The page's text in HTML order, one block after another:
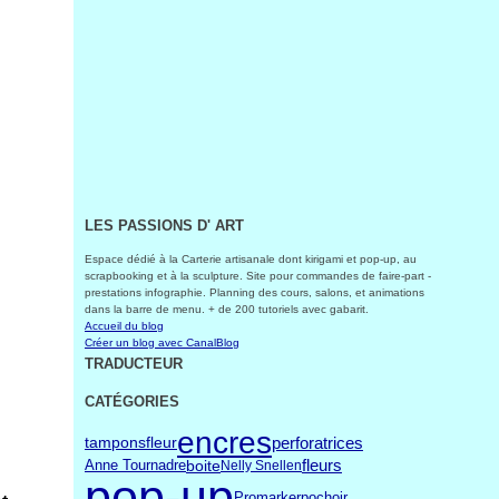
LES PASSIONS D' ART
Espace dédié à la Carterie artisanale dont kirigami et pop-up, au
scrapbooking et à la sculpture. Site pour commandes de faire-part -
prestations infographie. Planning des cours, salons, et animations
dans la barre de menu. + de 200 tutoriels avec gabarit.
Accueil du blog
Créer un blog avec CanalBlog
TRADUCTEUR
CATÉGORIES
tamponsfleurencresperforatrices
Anne TournadreboiteNelly Snellenfleurs